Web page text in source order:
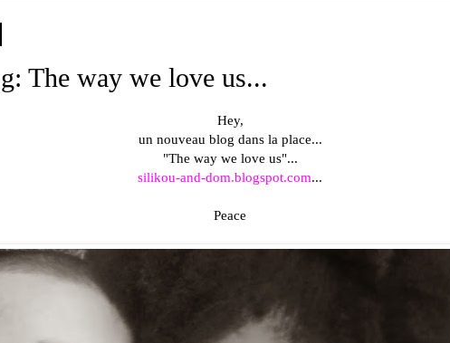
The way we love us...
Hey,
un nouveau blog dans la place...
"The way we love us"...
silikou-and-dom.blogspot.com...
Peace